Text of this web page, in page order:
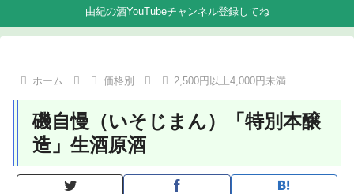
由紀の酒YouTubeチャンネル登録してね
ホーム 価格別 2,500円以上4,000円未満
磯自慢（いそじまん）「特別本醸
造」生酒原酒